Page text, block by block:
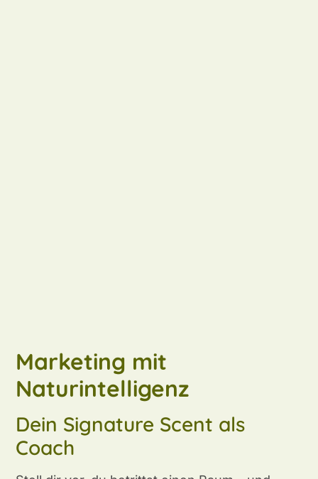
Marketing mit
Naturintelligenz
Dein Signature Scent als
Coach